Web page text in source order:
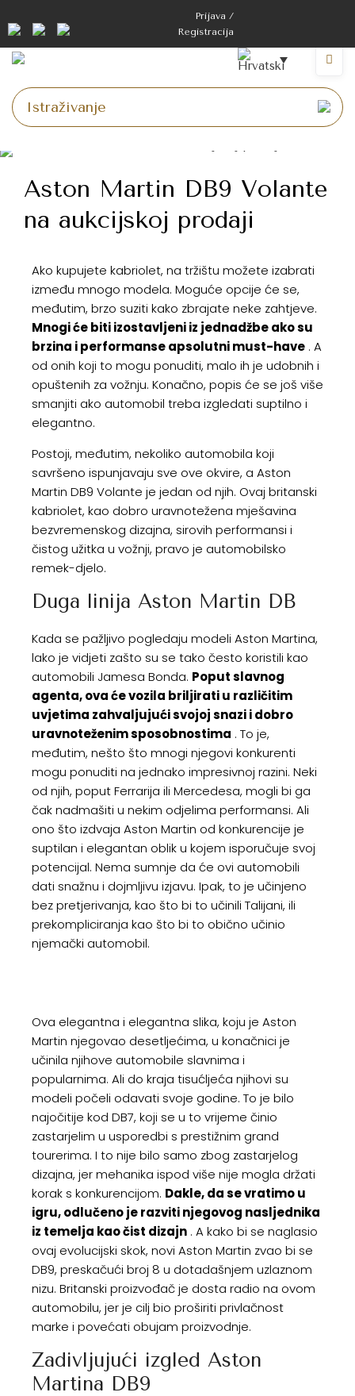
Prijava /
Registracija
Aston Martin DB9 Volante
na aukcijskoj prodaji
Ako kupujete kabriolet, na tržištu možete izabrati
između mnogo modela. Moguće opcije će se,
međutim, brzo suziti kako zbrajate neke zahtjeve.
Mnogi će biti izostavljeni iz jednadžbe ako su
brzina i performanse apsolutni must-have . A
od onih koji to mogu ponuditi, malo ih je udobnih i
opuštenih za vožnju. Konačno, popis će se još više
smanjiti ako automobil treba izgledati suptilno i
elegantno.
Postoji, međutim, nekoliko automobila koji
savršeno ispunjavaju sve ove okvire, a Aston
Martin DB9 Volante je jedan od njih. Ovaj britanski
kabriolet, kao dobro uravnotežena mješavina
bezvremenskog dizajna, sirovih performansi i
čistog užitka u vožnji, pravo je automobilsko
remek-djelo.
Duga linija Aston Martin DB
Kada se pažljivo pogledaju modeli Aston Martina,
lako je vidjeti zašto su se tako često koristili kao
automobili Jamesa Bonda. Poput slavnog
agenta, ova će vozila briljirati u različitim
uvjetima zahvaljujući svojoj snazi i dobro
uravnoteženim sposobnostima . To je,
međutim, nešto što mnogi njegovi konkurenti
mogu ponuditi na jednako impresivnoj razini. Neki
od njih, poput Ferrarija ili Mercedesa, mogli bi ga
čak nadmašiti u nekim odjelima performansi. Ali
ono što izdvaja Aston Martin od konkurencije je
suptilan i elegantan oblik u kojem isporučuje svoj
potencijal. Nema sumnje da će ovi automobili
dati snažnu i dojmljivu izjavu. Ipak, to je učinjeno
bez pretjerivanja, kao što bi to učinili Talijani, ili
prekompliciranja kao što bi to obično učinio
njemački automobil.
Ova elegantna i elegantna slika, koju je Aston
Martin njegovao desetljećima, u konačnici je
učinila njihove automobile slavnima i
popularnima. Ali do kraja tisućljeća njihovi su
modeli počeli odavati svoje godine. To je bilo
najočitije kod DB7, koji se u to vrijeme činio
zastarjelim u usporedbi s prestižnim grand
tourerima. I to nije bilo samo zbog zastarjelog
dizajna, jer mehanika ispod više nije mogla držati
korak s konkurencijom. Dakle, da se vratimo u
igru, odlučeno je razviti njegovog nasljednika
iz temelja kao čist dizajn . A kako bi se naglasio
ovaj evolucijski skok, novi Aston Martin zvao bi se
DB9, preskačući broj 8 u dotadašnjem uzlaznom
nizu. Britanski proizvođač je dosta radio na ovom
automobilu, jer je cilj bio proširiti privlačnost
marke i povećati obujam proizvodnje.
Zadivljujući izgled Aston
Martina DB9